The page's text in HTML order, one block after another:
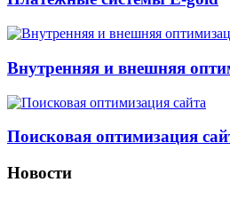
Внутренняя и внешняя
Поисковая оптимизация
Новости